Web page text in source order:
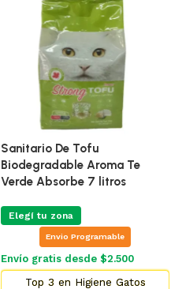
Sanitario De Tofu
Biodegradable Aroma Te
Verde Absorbe 7 litros
Elegí tu zona
Envio Programable
Envío gratis desde $2.500
Top 3 en Higiene Gatos